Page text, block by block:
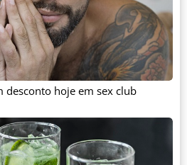
desconto hoje em sex club